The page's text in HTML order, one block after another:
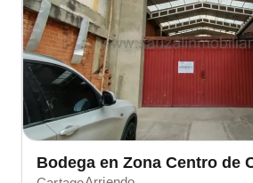
Bodega en Zona Centro de